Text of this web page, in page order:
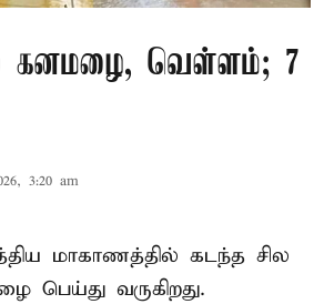
கனமழை, வெள்ளம்; 7
3:20 am
மாகாணத்தில் கடந்த சில
பெய்து வருகிறது.